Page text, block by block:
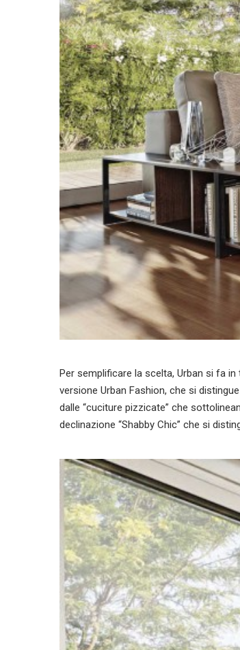
Per semplificare la scelta, Urban si fa
versione Urban Fashion, che si
dalle “cuciture pizzicate” che
declinazione “Shabby Chic” che si